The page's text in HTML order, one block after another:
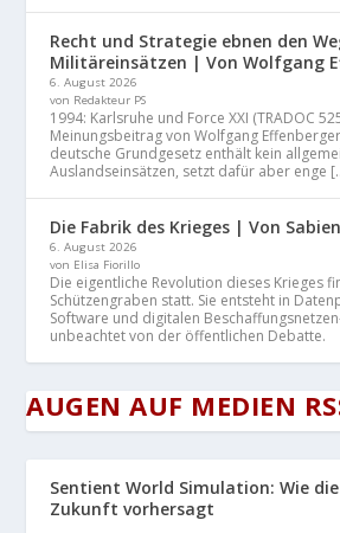
Recht und Strategie ebnen den
Militäreinsätzen | Von Wolfgang
6. August 2026
von Redakteur PS
1994: Karlsruhe und Force XXI (TRADOC
Meinungsbeitrag von Wolfgang
deutsche Grundgesetz enthält kein
Auslandseinsätzen, setzt dafür aber enge
Die Fabrik des Krieges | Von
6. August 2026
von Elisa Fiorillo
Die eigentliche Revolution dieses Krieges
Schützengraben statt. Sie entsteht in
Software und digitalen
unbeachtet von der öffentlichen Debatte.
AUGEN AUF MEDIEN
Sentient World Simulation: Wie
Zukunft vorhersagt